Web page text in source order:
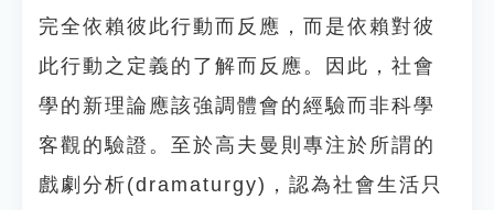
完全依賴彼此行動而反應，而是依賴對彼
此行動之定義的了解而反應。因此，社會
學的新理論應該強調體會的經驗而非科學
客觀的驗證。至於高夫曼則專注於所謂的
戲劇分析(dramaturgy)，認為社會生活只